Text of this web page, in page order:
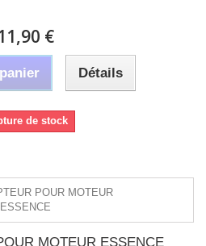
€
Détails
de stock
MOTEUR ESSENCE